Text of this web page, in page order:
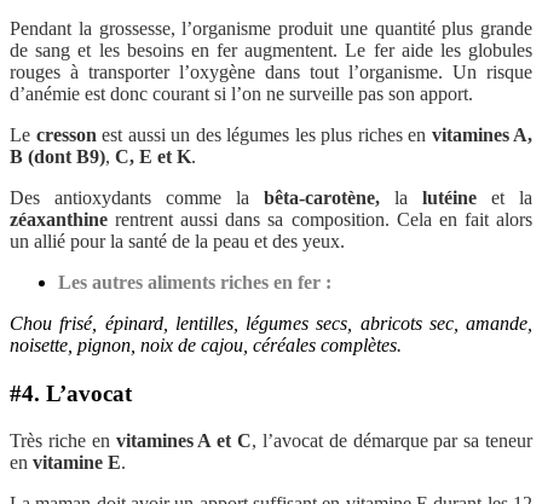
Pendant la grossesse, l’organisme produit une quantité plus grande
de sang et les besoins en fer augmentent. Le fer aide les globules
rouges à transporter l’oxygène dans tout l’organisme. Un risque
d’anémie est donc courant si l’on ne surveille pas son apport.
Le cresson est aussi un des légumes les plus riches en vitamines A,
B (dont B9), C, E et K.
Des antioxydants comme la bêta-carotène, la lutéine et la
zéaxanthine rentrent aussi dans sa composition. Cela en fait alors
un allié pour la santé de la peau et des yeux.
Les autres aliments riches en fer :
Chou frisé, épinard, lentilles, légumes secs, abricots sec, amande,
noisette, pignon, noix de cajou, céréales complètes.
#4. L’avocat
Très riche en vitamines A et C, l’avocat de démarque par sa teneur
en vitamine E.